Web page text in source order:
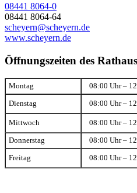
08441 8064-0
08441 8064-64
scheyern@scheyern.de
www.scheyern.de
Öffnungszeiten des
Montag 08:00 Uhr –
Dienstag 08:00 Uhr –
Mittwoch 08:00 Uhr –
Donnerstag 08:00 Uhr –
Freitag 08:00 Uhr –